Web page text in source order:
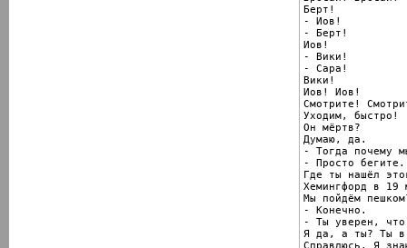
Берт!
- Иов!
- Берт!
Иов!
- Вики!
- Сара!
Вики!
Иов! Иов!
Смотрите!
Уходим, быстро!
Он мёртв?
Думаю, да.
- Тогда почему
- Просто бегите.
Где ты нашёл
Хемингфорд в 19
Мы пойдём
- Конечно.
- Ты уверен, что
Я да, а ты? Ты в
Справлюсь. Я